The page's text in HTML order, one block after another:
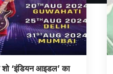
शो ‘इंडियन आइडल’ का